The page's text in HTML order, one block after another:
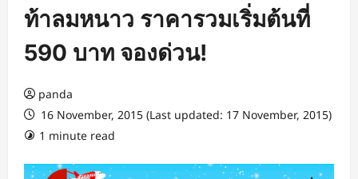
ท้าลมหนาว ราคารวมเริ่มต้นที่
590 บาท จองด่วน!
panda
16 November, 2015 (Last updated: 17 November, 2015)
1 minute read